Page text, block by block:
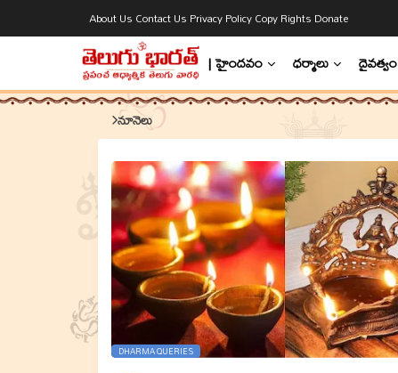
About Us Contact Us Privacy PolicyCopy Rights Donate
| హైందవం ధర్మాలు దైవత్వం
నూనెలు
DHARMA QUERIES